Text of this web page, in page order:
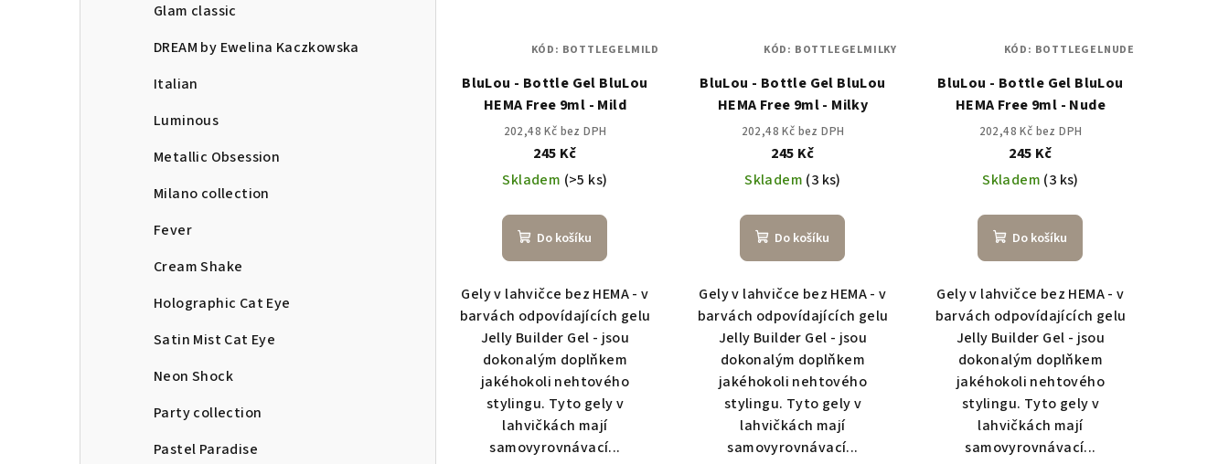
Glam classic
DREAM by Ewelina Kaczkowska
Italian
Luminous
Metallic Obsession
Milano collection
Fever
Cream Shake
Holographic Cat Eye
Satin Mist Cat Eye
Neon Shock
Party collection
Pastel Paradise
BluLou - Bottle Gel BluLou
HEMA Free 9ml - Mild
202,48 Kč bez DPH
245 Kč
Skladem (>5 ks)
Do košíku
Gely v lahvičce bez HEMA - v
barvách odpovídajících gelu
Jelly Builder Gel - jsou
dokonalým doplňkem
jakéhokoli nehtového
stylingu. Tyto gely v
lahvičkách mají
samovyrovnávací...
KÓD: BOTTLEGELMILD
BluLou - Bottle Gel BluLou
HEMA Free 9ml - Milky
202,48 Kč bez DPH
245 Kč
Skladem (3 ks)
Do košíku
Gely v lahvičce bez HEMA - v
barvách odpovídajících gelu
Jelly Builder Gel - jsou
dokonalým doplňkem
jakéhokoli nehtového
stylingu. Tyto gely v
lahvičkách mají
samovyrovnávací...
KÓD: BOTTLEGELMILKY
BluLou - Bottle Gel BluLou
HEMA Free 9ml - Nude
202,48 Kč bez DPH
245 Kč
Skladem (3 ks)
Do košíku
Gely v lahvičce bez HEMA - v
barvách odpovídajících gelu
Jelly Builder Gel - jsou
dokonalým doplňkem
jakéhokoli nehtového
stylingu. Tyto gely v
lahvičkách mají
samovyrovnávací...
KÓD: BOTTLEGELNUDE